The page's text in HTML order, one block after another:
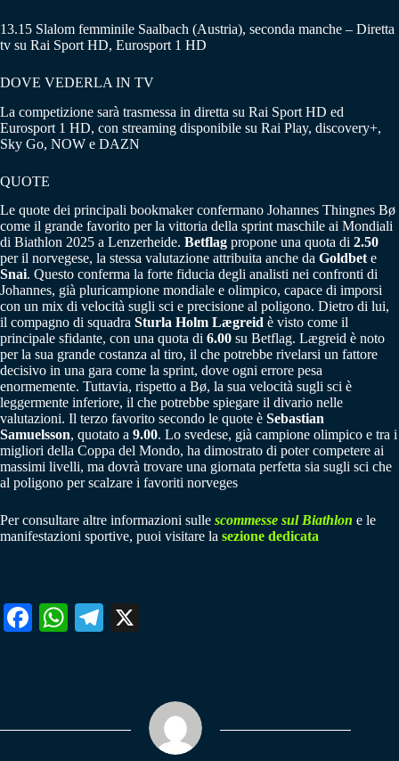
13.15 Slalom femminile Saalbach (Austria), seconda manche – Diretta
tv su Rai Sport HD, Eurosport 1 HD
DOVE VEDERLA IN TV
La competizione sarà trasmessa in diretta su Rai Sport HD ed
Eurosport 1 HD, con streaming disponibile su Rai Play, discovery+,
Sky Go, NOW e DAZN
QUOTE
Le quote dei principali bookmaker confermano Johannes Thingnes Bø
come il grande favorito per la vittoria della sprint maschile ai Mondiali
di Biathlon 2025 a Lenzerheide. Betflag propone una quota di 2.50
per il norvegese, la stessa valutazione attribuita anche da Goldbete
Snai. Questo conferma la forte fiducia degli analisti nei confronti di
Johannes, già pluricampione mondiale e olimpico, capace di imporsi
con un mix di velocità sugli sci e precisione al poligono. Dietro di lui,
il compagno di squadra Sturla Holm Lægreid è visto come il
principale sfidante, con una quota di 6.00 su Betflag. Lægreid è noto
per la sua grande costanza al tiro, il che potrebbe rivelarsi un fattore
decisivo in una gara come la sprint, dove ogni errore pesa
enormemente. Tuttavia, rispetto a Bø, la sua velocità sugli sci è
leggermente inferiore, il che potrebbe spiegare il divario nelle
valutazioni. Il terzo favorito secondo le quote è Sebastian
Samuelsson, quotato a 9.00. Lo svedese, già campione olimpico e tra i
migliori della Coppa del Mondo, ha dimostrato di poter competere ai
massimi livelli, ma dovrà trovare una giornata perfetta sia sugli sci che
al poligono per scalzare i favoriti norveges
Per consultare altre informazioni sulle scommesse sul Biathlon e le
manifestazioni sportive, puoi visitare la sezione dedicata
Fa W
pp
Te
m